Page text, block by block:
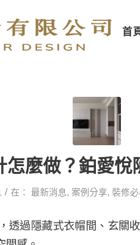
首
怎麼做？鉑愛
/ 在： 最新消息, 案例分享, 裝修必
透過隱藏式衣帽間、玄關